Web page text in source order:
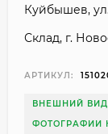
Куйбышев,
Склад, г.
АРТИКУЛ:
ВНЕШНИЙ
ФОТОГРАФИИ